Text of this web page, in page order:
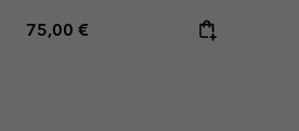
Regular price:
75,00 €